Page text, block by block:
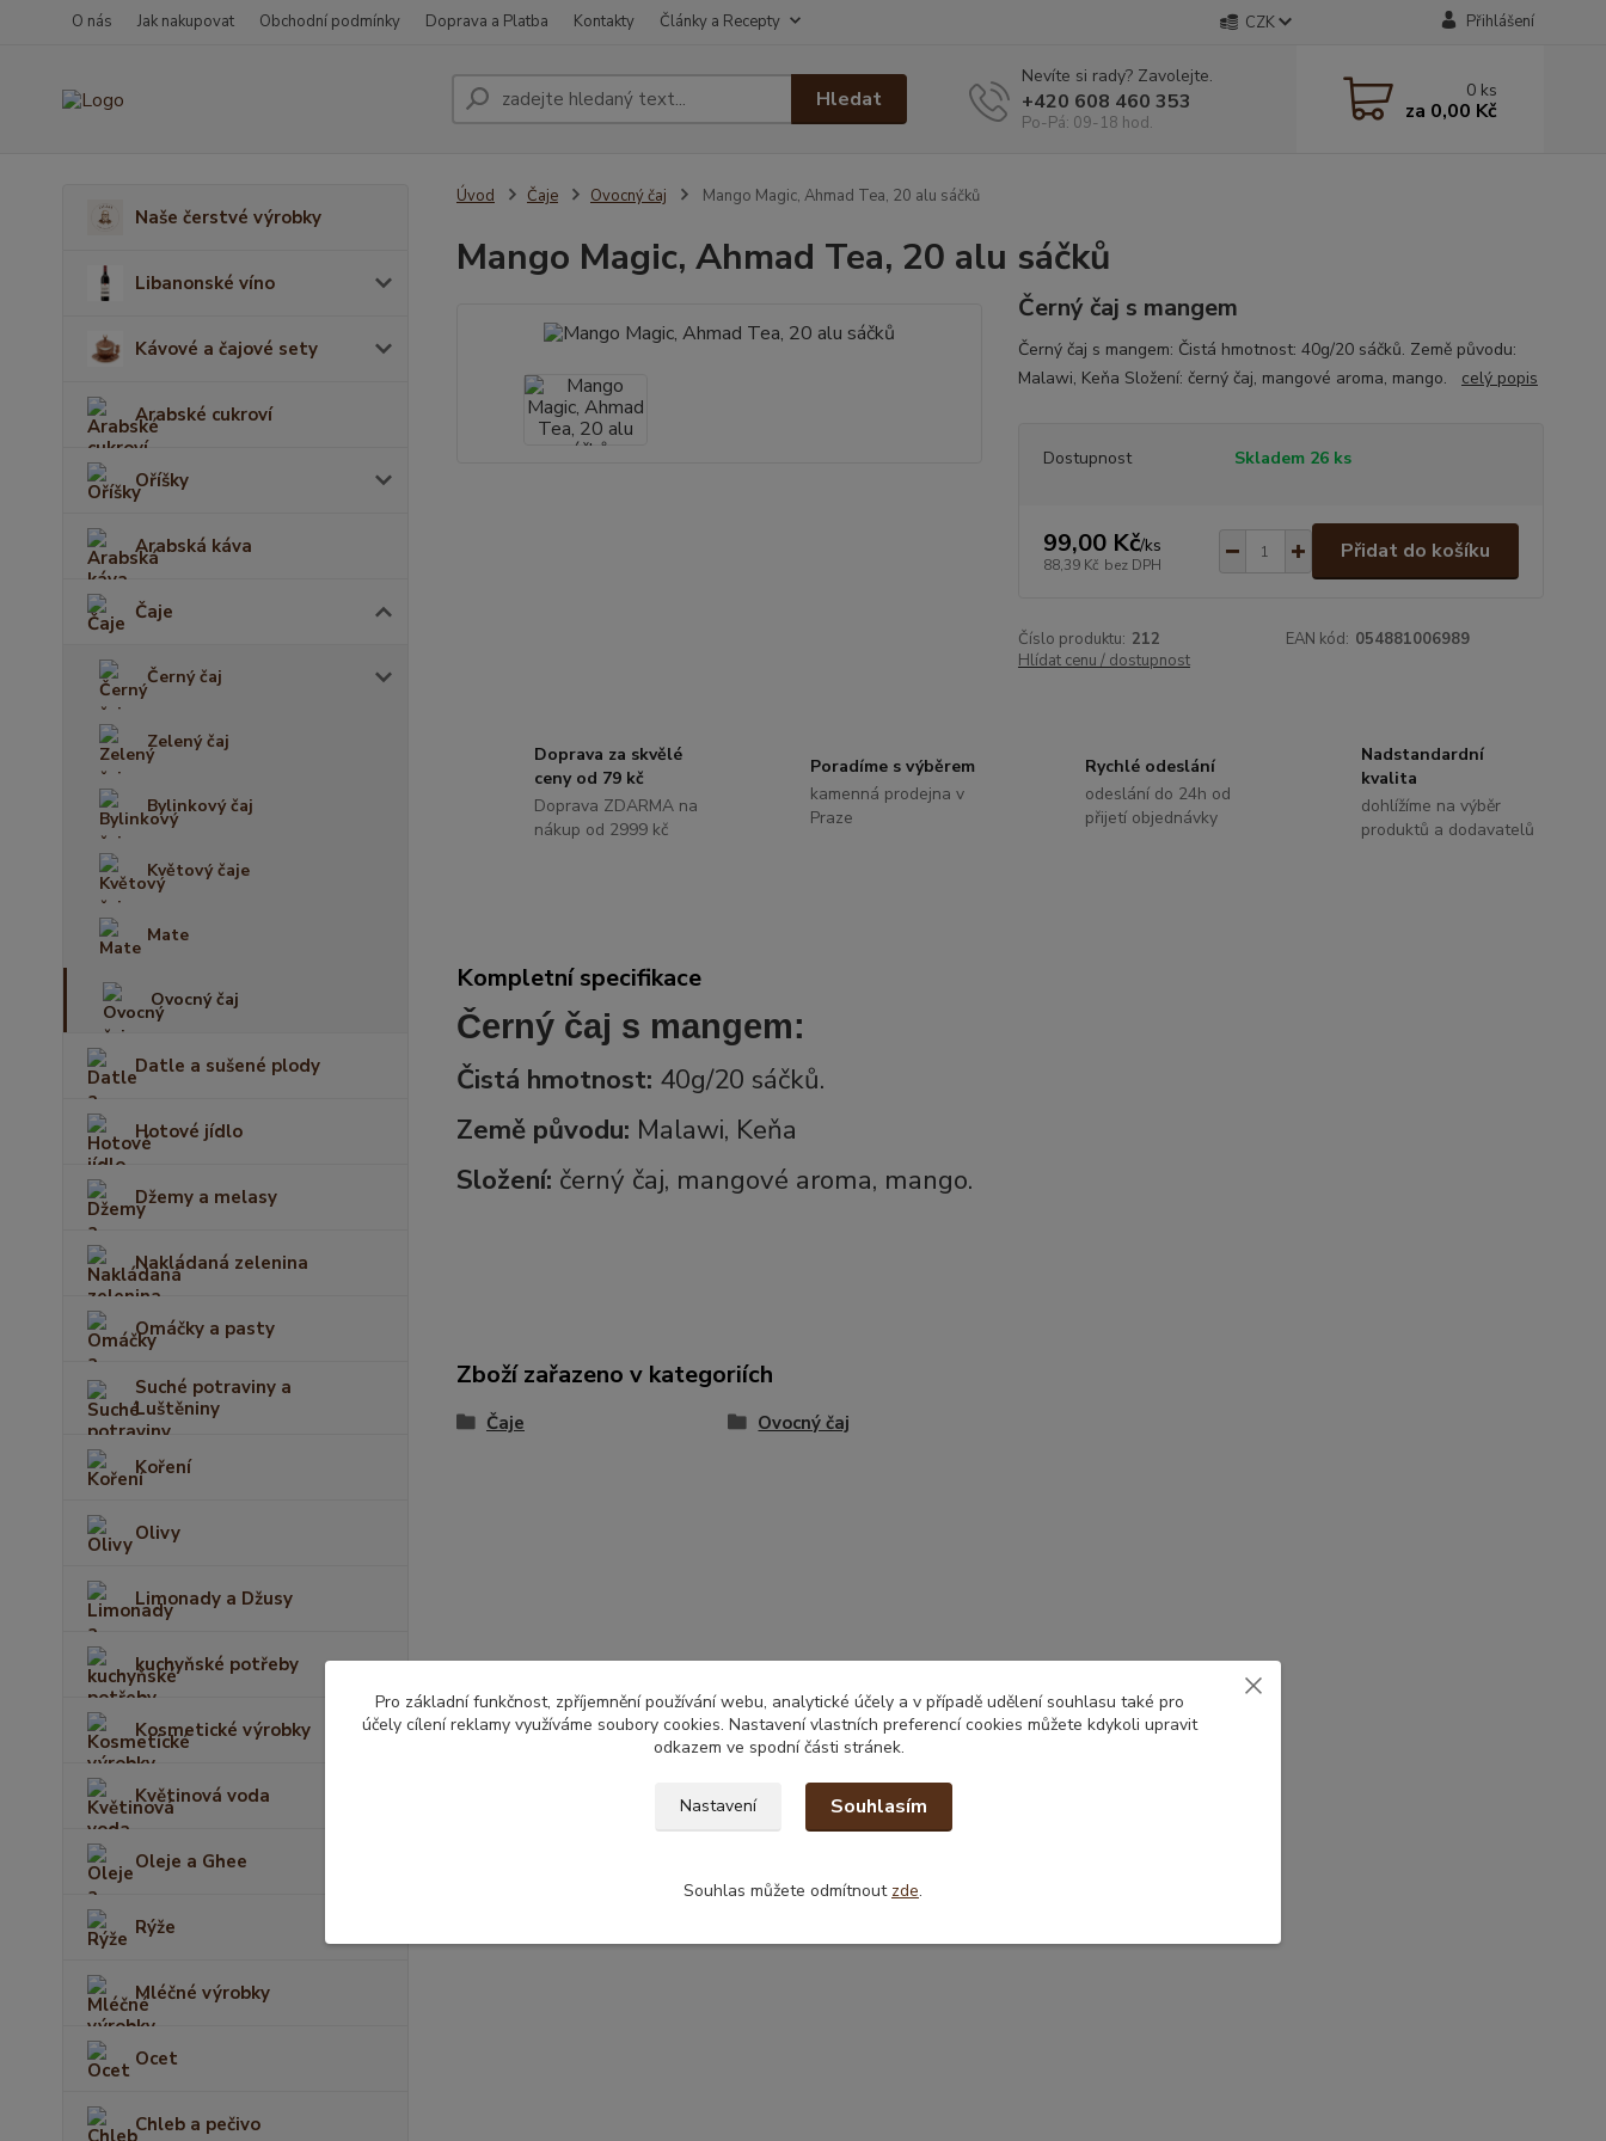
O nás Jak nakupovat Obchodní podmínky Doprava a Platba Kontakty Články a Recepty CZK Přihlášení
Hledat
Nevíte si rady? Zavolejte.
+420 608 460 353
Po-Pá: 09-18 hod.
0 ks
za 0,00 Kč
Naše čerstvé výrobky
Libanonské víno
Kávové a čajové sety
Arabské cukroví
Oříšky
Arabská káva
Čaje
Černý čaj
Zelený čaj
Bylinkový čaj
Květový čaje
Mate
Ovocný čaj
Datle a sušené plody
Hotové jídlo
Džemy a melasy
Nakládaná zelenina
Omáčky a pasty
Suché potraviny a
Luštěniny
Koření
Olivy
Limonady a Džusy
kuchyňské potřeby
Kosmetické výrobky
Květinová voda
Oleje a Ghee
Rýže
Mléčné výrobky
Ocet
Chleb a pečivo
Úvod Čaje Ovocný čaj Mango Magic, Ahmad Tea, 20 alu sáčků
Mango Magic, Ahmad Tea, 20 alu sáčků
Černý čaj s mangem
Černý čaj s mangem: Čistá hmotnost: 40g/20 sáčků. Země původu:
Malawi, Keňa Složení: černý čaj, mangové aroma, mango. celý popis
Dostupnost Skladem 26 ks
99,00 Kč/ks
88,39 Kč bez DPH
Přidat do košíku
Číslo produktu: 212 EAN kód: 054881006989
Hlídat cenu / dostupnost
Doprava za skvělé
ceny od 79 kč
Doprava ZDARMA na
nákup od 2999 kč
Poradíme s výběrem
kamenná prodejna v
Praze
Rychlé odeslání
odeslání do 24h od
přijetí objednávky
Nadstandardní
kvalita
dohlížíme na výběr
produktů a dodavatelů
Kompletní specifikace
Černý čaj s mangem:
Čistá hmotnost: 40g/20 sáčků.
Země původu: Malawi, Keňa
Složení: černý čaj, mangové aroma, mango.
Zboží zařazeno v kategoriích
Čaje Ovocný čaj
Pro základní funkčnost, zpříjemnění používání webu, analytické účely a v případě udělení souhlasu také pro
účely cílení reklamy využíváme soubory cookies. Nastavení vlastních preferencí cookies můžete kdykoli upravit
odkazem ve spodní části stránek.
Nastavení Souhlasím
Souhlas můžete odmítnout zde.